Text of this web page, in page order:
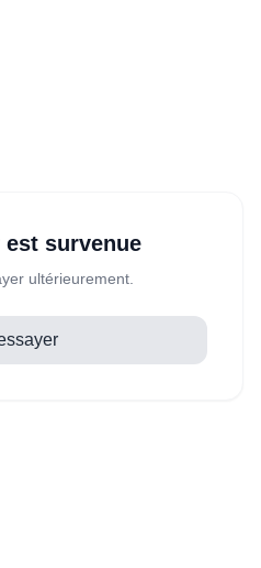
est survenue
ultérieurement.